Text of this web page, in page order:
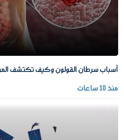
أسباب سرطان القولون وكيف تكتشف
منذ 10 ساعات